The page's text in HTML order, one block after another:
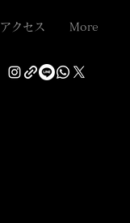
アクセス More